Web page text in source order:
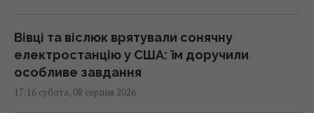
Вівці та віслюк врятували сонячну
електростанцію у США: їм доручили
особливе завдання
17:16 субота, 08 серпня 2026